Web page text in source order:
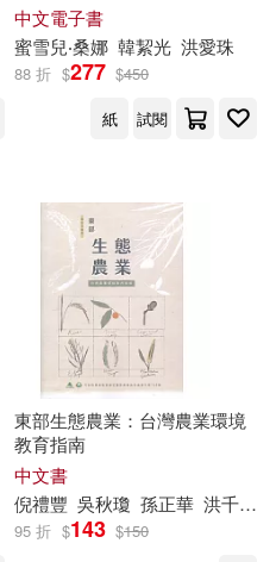
中文電子書
蜜雪兒‧桑娜 韓絜光 洪愛珠
88 折 $277 $450
紙
試閱
東部生態農業：台灣農業環境
教育指南
中文書
倪禮豐 吳秋瓊 孫正華 洪千惠
95 折 $143 $150